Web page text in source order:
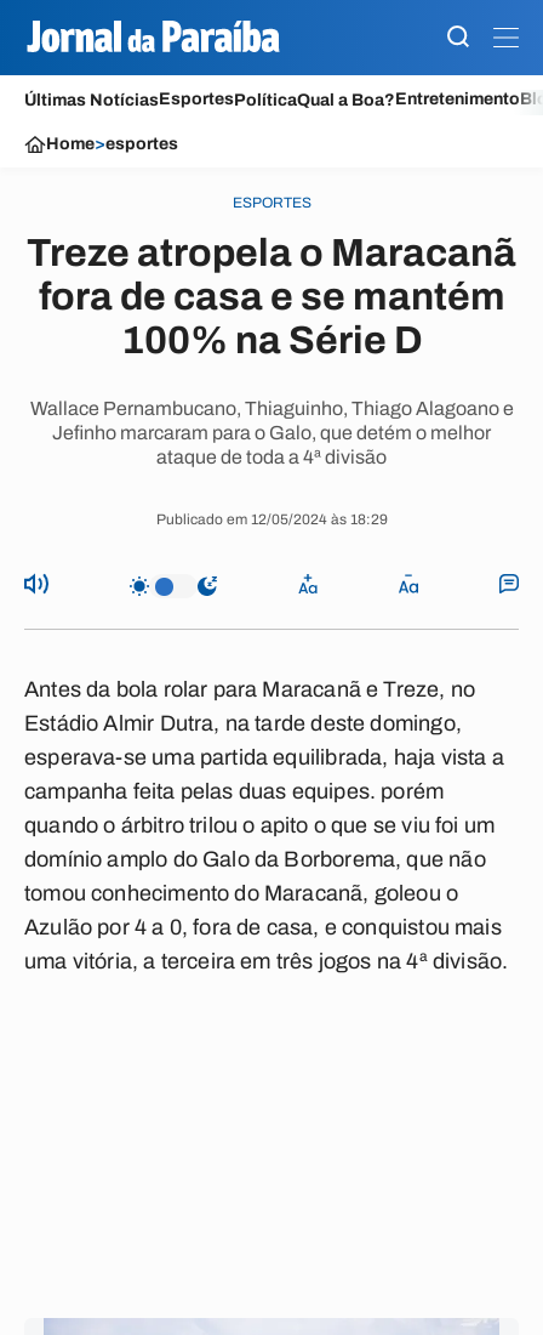
Últimas NotíciasEsportesPolíticaQual a Boa?Entretenimento
Home>esportes
ESPORTES
Treze atropela o Maracanã
fora de casa e se mantém
100% na Série D
Wallace Pernambucano, Thiaguinho, Thiago Alagoano e
Jefinho marcaram para o Galo, que detém o melhor
ataque de toda a 4ª divisão
Publicado em 12/05/2024 às 18:29
Antes da bola rolar para Maracanã e Treze, no
Estádio Almir Dutra, na tarde deste domingo,
esperava-se uma partida equilibrada, haja vista a
campanha feita pelas duas equipes. porém
quando o árbitro trilou o apito o que se viu foi um
domínio amplo do Galo da Borborema, que não
tomou conhecimento do Maracanã, goleou o
Azulão por 4 a 0, fora de casa, e conquistou mais
uma vitória, a terceira em três jogos na 4ª divisão.